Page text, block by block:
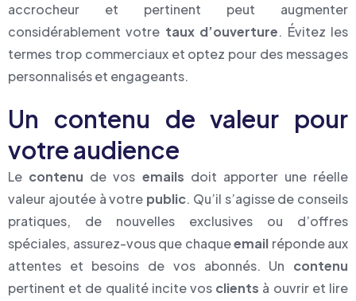
accrocheur et pertinent peut augmenter
considérablement votre taux d’ouverture. Évitez les
termes trop commerciaux et optez pour des messages
personnalisés et engageants.
Un contenu de valeur pour
votre audience
Le contenu de vos emails doit apporter une réelle
valeur ajoutée à votre public. Qu’il s’agisse de conseils
pratiques, de nouvelles exclusives ou d’offres
spéciales, assurez-vous que chaqueemail réponde aux
attentes et besoins de vos abonnés. Un contenu
pertinent et de qualité incite vos clients à ouvrir et lire